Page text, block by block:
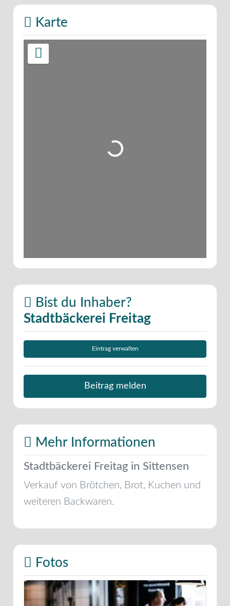
Karte
Wird geladen …
Bist du Inhaber?
Stadtbäckerei Freitag
Eintrag verwalten
Beitrag melden
Mehr Informationen
Stadtbäckerei Freitag in Sittensen
Verkauf von Brötchen, Brot, Kuchen und
weiteren Backwaren.
Fotos